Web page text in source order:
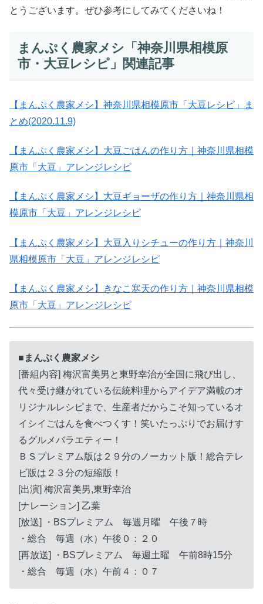
とうございます。ぜひ参考にしてみてくださいね！
まんぷく農家メシ「神奈川県相模原
市・大豆レシピ」関連記事
【まんぷく農家メシ】神奈川県相模原市「大豆レシピ」ま
とめ(2020.11.9)
【まんぷく農家メシ】大豆ごはんの作り方｜神奈川県相模
原市「大豆」アレンジレシピ
【まんぷく農家メシ】大豆ギョーザの作り方｜神奈川県相
模原市「大豆」アレンジレシピ
【まんぷく農家メシ】大豆入りシチューの作り方｜神奈川
県相模原市「大豆」アレンジレシピ
【まんぷく農家メシ】きなこ寒天の作り方｜神奈川県相模
原市「大豆」アレンジレシピ
■まんぷく農家メシ
[番組内容] 梅沢富美男と東野幸治が全国に飛び出し、
代々受け継がれている伝統料理からアイデア満載のオ
リジナルレシピまで、生産者だからこそ知っているオ
イシイごはんを食べつくす！笑いたっぷりでお届けす
るグルメバラエティー！
ＢＳプレミアム版は２９分のノーカット版！総合テレ
ビ版は２３分の短縮版！
[出演] 梅沢富美男,東野幸治
[ナレーション] 乙葉
[放送] ・BSプレミアム 毎週月曜 午後７時
・総合 毎週（水）午後０：２０
[再放送] ・BSプレミアム 毎週土曜 午前8時15分
・総合 毎週（水）午前４：０７